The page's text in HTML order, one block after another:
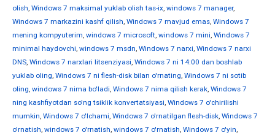
olish, Windows 7 maksimal yuklab olish tas-ix, windows 7 manager,
Windows 7 markazini kashf qilish, Windows 7 mavjud emas, Windows 7
mening kompyuterim, windows 7 microsoft, windows 7 mini, Windows 7
minimal haydovchi, windows 7 msdn, Windows 7 narxi, Windows 7 narxi
DNS, Windows 7 narxlari litsenziyasi, Windows 7 ni 14:00 dan boshlab
yuklab oling, Windows 7 ni flesh-disk bilan o'rnating, Windows 7 ni sotib
oling, windows 7 nima bo'ladi, Windows 7 nima qilish kerak, Windows 7
ning kashfiyotdan so'ng tsiklik konvertatsiyasi, Windows 7 o'chirilishi
mumkin, Windows 7 o'lchami, Windows 7 o'rnatilgan flesh-disk, Windows 7
o'rnatish, windows 7 o'rnatish, windows 7 o'rnatish, Windows 7 o'yin,